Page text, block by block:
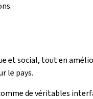
social, tout en
le pays.
de véritables